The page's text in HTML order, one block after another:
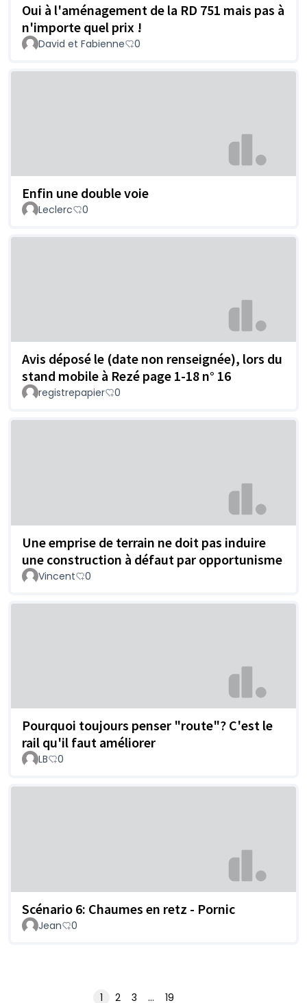
Oui à l'aménagement de la RD 751 mais pas à
n'importe quel prix !
David et Fabienne 0
Enfin une double voie
Leclerc 0
Avis déposé le (date non renseignée), lors du
stand mobile à Rezé page 1-18 n° 16
registrepapier 0
Une emprise de terrain ne doit pas induire
une construction à défaut par opportunisme
Vincent 0
Pourquoi toujours penser "route"? C'est le
rail qu'il faut améliorer
LB 0
Scénario 6: Chaumes en retz - Pornic
Jean 0
1 2 3 … 19